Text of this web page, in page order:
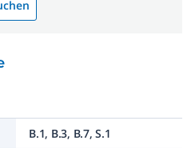
B.1, B.3, B.7, S.1